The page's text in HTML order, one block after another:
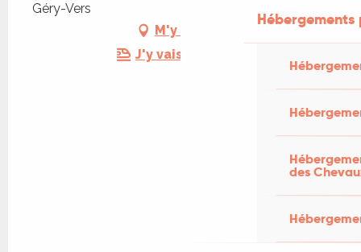
des
Géry-Vers
M'y rendre
J'y vais en train !